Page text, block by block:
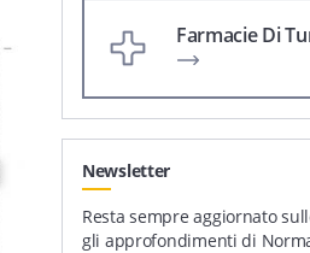
Farmacie Di
Newsletter
Resta sempre aggiornato
gli approfondimenti di